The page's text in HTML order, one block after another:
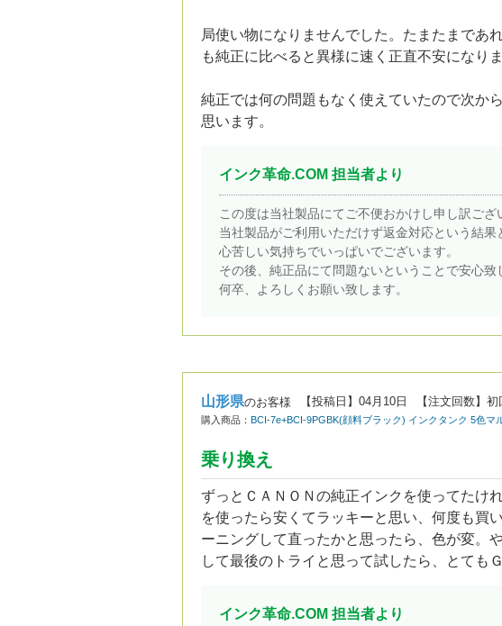
局使い物になりませんでした。たまたまであ
も純正に比べると異様に速く正直不安になり
純正では何の問題もなく使えていたので次か
思います。
インク革命.COM 担当者より
この度は当社製品にてご不便おかけし申し訳ござ
当社製品がご利用いただけず返金対応という結果
心苦しい気持ちでいっぱいでございます。
その後、純正品にて問題ないということで安心致
何卒、よろしくお願い致します。
山形県のお客様 【投稿日】 04月10日 【注文回数】 初
購入商品： BCI-7e+BCI-9PGBK(顔料ブラック) インクタンク 5色
乗り換え
ずっとＣＡＮＯＮの純正インクを使ってたけ
を使ったら安くてラッキーと思い、何度も買
ーニングして直ったかと思ったら、色が変。
して最後のトライと思って試したら、とても
インク革命.COM 担当者より